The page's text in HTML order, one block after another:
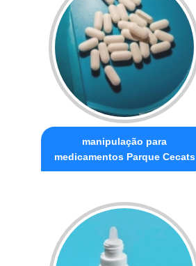
manipulação para
medicamentos Parque Cecats